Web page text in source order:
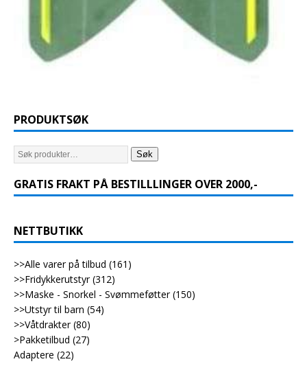
PRODUKTSØK
Søk
GRATIS FRAKT PÅ BESTILLLINGER OVER 2000,-
NETTBUTIKK
>>Alle varer på tilbud (161)
>>Fridykkerutstyr (312)
>>Maske - Snorkel - Svømmeføtter (150)
>>Utstyr til barn (54)
>>Våtdrakter (80)
>Pakketilbud (27)
Adaptere (22)